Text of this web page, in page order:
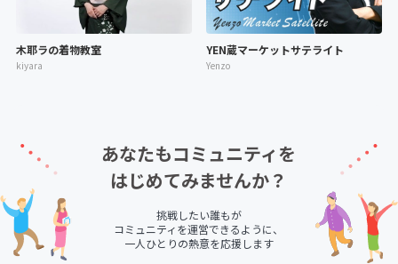
木耶ラの着物教室
kiyara
YEN蔵マーケットサテライト
Yenzo
あなたもコミュニティを
はじめてみませんか？
挑戦したい誰もが
コミュニティを運営できるように、
一人ひとりの熱意を応援します